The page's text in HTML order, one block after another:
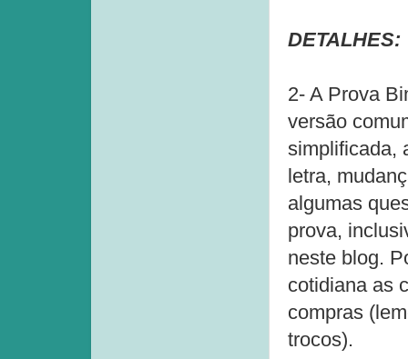
DETALHES:
2- A Prova
versão
simplificada,
letra,
algumas
prova,
neste blog.
cotidiana as
compras
trocos).